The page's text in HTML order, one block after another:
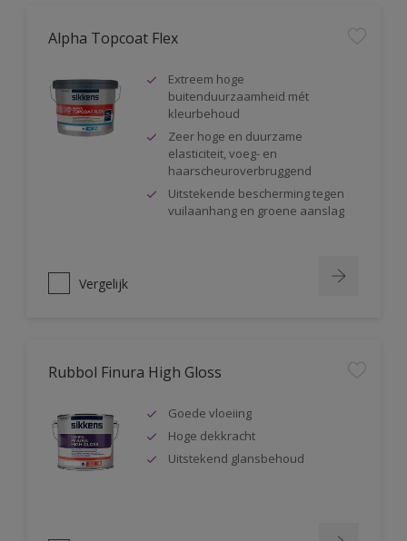
Alpha Topcoat Flex
Extreem hoge
buitenduurzaamheid mét
kleurbehoud
Zeer hoge en duurzame
elasticiteit, voeg- en
haarscheuroverbruggend
Uitstekende bescherming tegen
vuilaanhang en groene aanslag
Vergelijk
Rubbol Finura High Gloss
Goede vloeiing
Hoge dekkracht
Uitstekend glansbehoud